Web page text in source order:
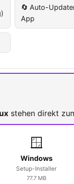
🔄 Auto-
App
stehen direkt
🪟
Windows
Setup-Installer
77.7 MB